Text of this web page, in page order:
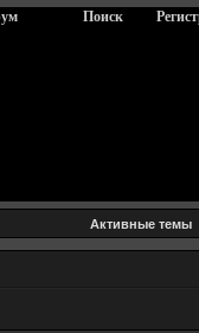
Поиск
Активные темы